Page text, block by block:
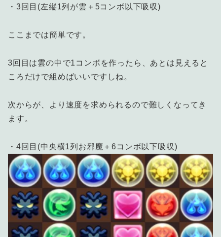
・3回目(左縦1列が雲＋5コンボ以下吸収)
ここまでは簡単です。
3回目は雲の中で1コンボを作ったら、あとは見えると
ころだけで組めばいいですしね。
次からが、より速度を求められるので難しくなってき
ます。
・4回目(中央横1列お邪魔＋6コンボ以下吸収)